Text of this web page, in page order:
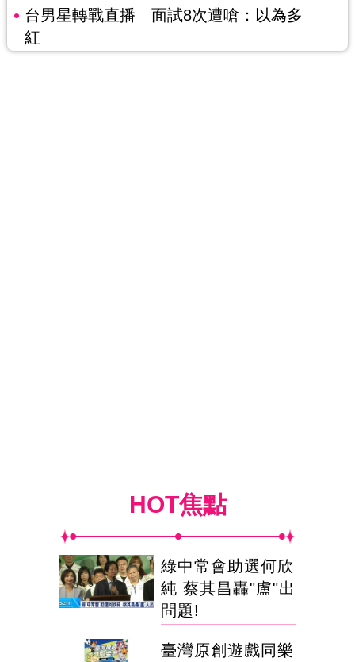
台男星轉戰直播 面試8次遭嗆：以為多
紅
HOT焦點
綠中常會助選何欣
純 蔡其昌轟"盧"出
問題!
臺灣原創遊戲同樂